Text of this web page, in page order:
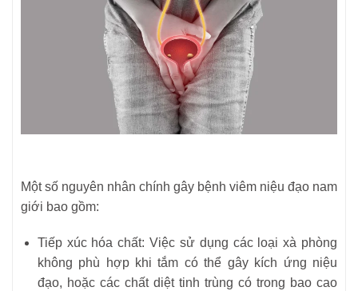
Một số nguyên nhân chính gây bệnh viêm niệu đạo nam
giới bao gồm:
Tiếp xúc hóa chất: Việc sử dụng các loại xà phòng
không phù hợp khi tắm có thể gây kích ứng niệu
đạo, hoặc các chất diệt tinh trùng có trong bao cao